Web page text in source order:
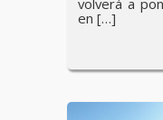
en […]